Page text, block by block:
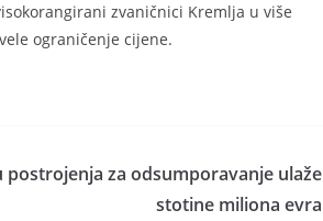
zvaničnici Kremlja u više
ograničenje cijene.
postrojenja za odsumporavanje ulaže
stotine miliona evra